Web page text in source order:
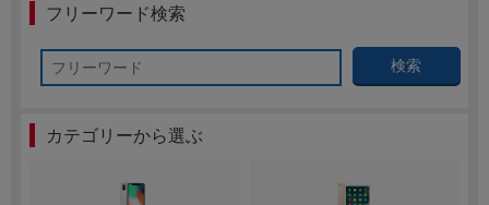
フリーワード検索
検索
カテゴリーから選ぶ